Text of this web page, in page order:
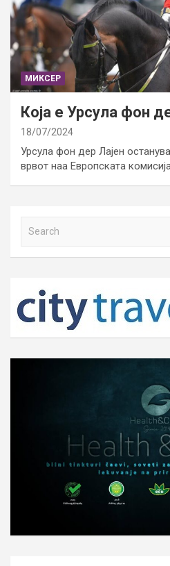
МИКСЕР
Која е Урсула фон
18/07/2024
Урсула фон дер Лајен
врвот наа Европската
h